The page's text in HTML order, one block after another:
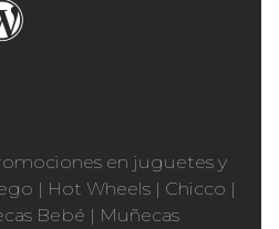
en juguetes y
| Hot Wheels | Chicco |
Bebé | Muñecas